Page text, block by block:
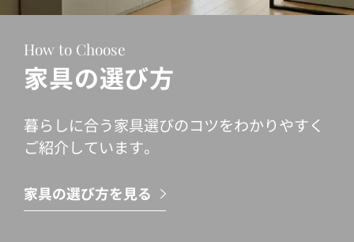
How to Choose
家具の選び方
暮らしに合う家具選びのコツをわかりやすく
ご紹介しています。
家具の選び方を見る